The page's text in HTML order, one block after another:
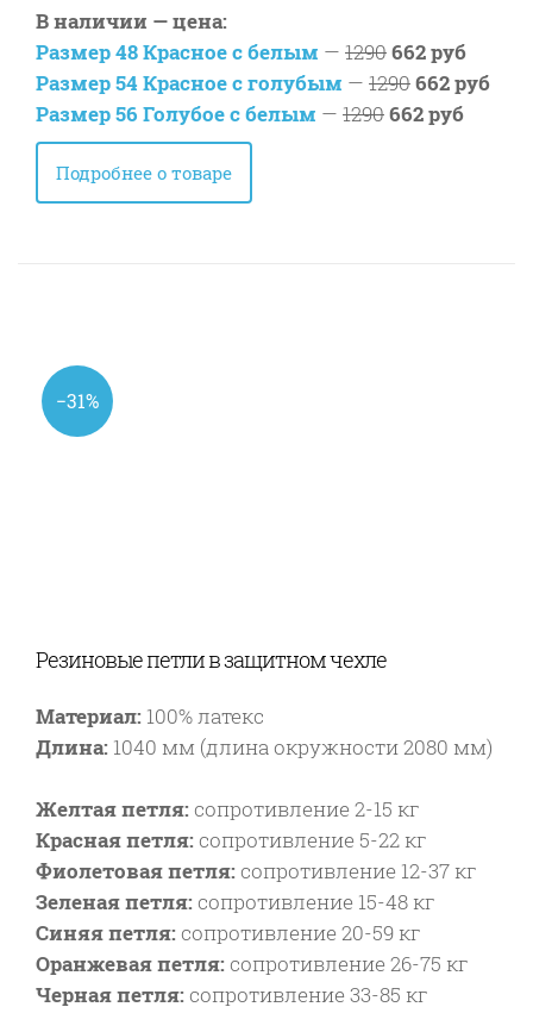
В наличии — цена:
Размер 48 Красное с белым — 1290662 руб
Размер 54 Красное с голубым — 1290662 руб
Размер 56 Голубое с белым — 1290662 руб
Подробнее о товаре
−31%
Резиновые петли в защитном чехле
Материал: 100% латекс
Длина: 1040 мм (длина окружности 2080 мм)
Желтая петля:сопротивление 2-15 кг
Красная петля:сопротивление 5-22 кг
Фиолетовая петля:сопротивление 12-37 кг
Зеленая петля:сопротивление 15-48 кг
Синяя петля:сопротивление 20-59 кг
Оранжевая петля:сопротивление 26-75 кг
Черная петля:сопротивление 33-85 кг